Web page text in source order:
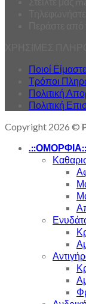
Ποιοί Είμαστε
Τρόποι
Πολιτική
Πολιτική
Copyright 2026 ©